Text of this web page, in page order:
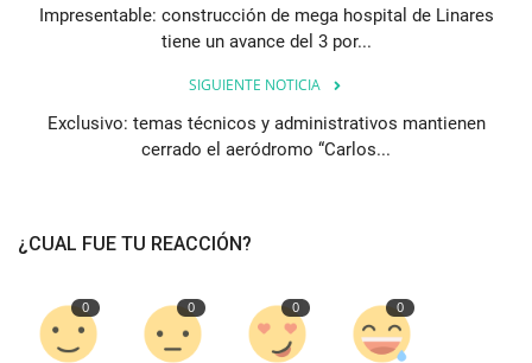
Impresentable: construcción de mega hospital de Linares
tiene un avance del 3 por...
SIGUIENTE NOTICIA
Exclusivo: temas técnicos y administrativos mantienen
cerrado el aeródromo “Carlos...
¿CUAL FUE TU REACCIÓN?
0 0 0 0